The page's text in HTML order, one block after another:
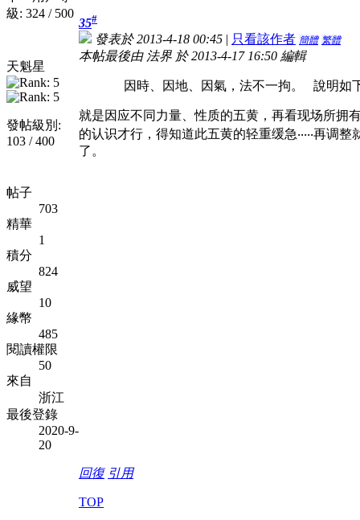
級: 324 / 500
天魁星
發帖級別:
103 / 400
帖子
703
精華
1
積分
824
威望
10
緣幣
485
閱讀權限
50
來自
浙江
最後登錄
2020-9-
20
35#
發表於 2013-4-18 00:45 | 只看該作者 簡體 繁體
本帖最後由 法界 於 2013-4-17 16:50 編輯
因時、因地、因氣，法不一拘。 說明
就是因应不同力量、性质的五黄，再看现场所拥
的认识才行，得知道此五黄的轻重缓急‧‧‧‧‧再
了。
回復 引用
TOP